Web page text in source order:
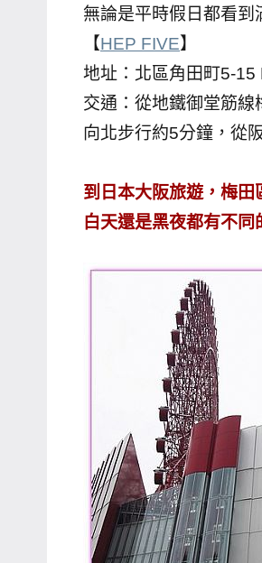
企
業
講
座、
落
及
旅
雜
作
達
人
對
無論是平時假日都看到
【HEP FIVE】
地址：北區角田町5-15
交通：從地鐵御堂筋
向北步行約5分鐘，從
到日本大阪旅遊，梅
白天還是黑夜都有不同